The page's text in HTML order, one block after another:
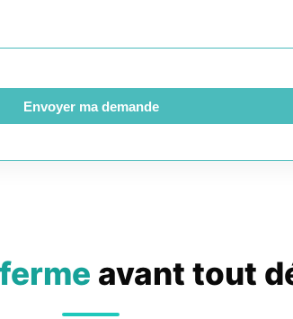
Envoyer ma demande
avant tout